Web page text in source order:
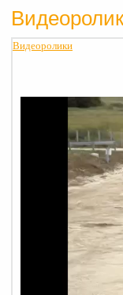
Видеоролики